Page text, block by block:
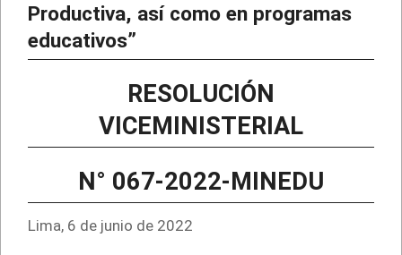
Productiva, así como en programas
educativos”
RESOLUCIÓN
VICEMINISTERIAL
N° 067-2022-MINEDU
Lima, 6 de junio de 2022